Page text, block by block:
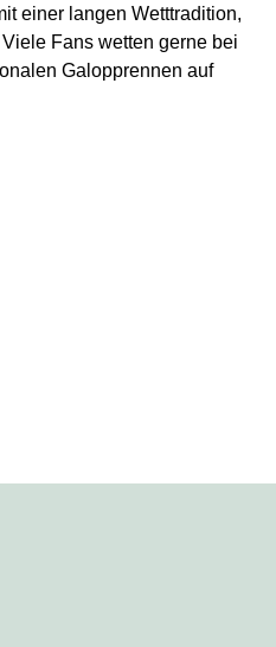
einer langen Wetttradition,
Fans wetten gerne bei
Galopprennen auf